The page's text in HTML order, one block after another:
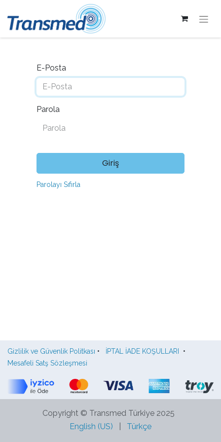
E-Posta
Parola
Giriş
Parolayı Sıfırla
Gizlilik ve Güvenlik Politkası • İPTAL İADE KOŞULLARI
•
Mesafeli Satş Sözleşmesi
Copyright © Transmed Türkiye 2025
English (US)
Türkçe